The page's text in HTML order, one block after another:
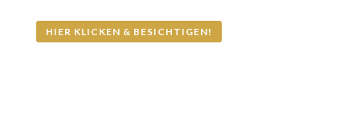
HIER KLICKEN & BESICHTIGEN!